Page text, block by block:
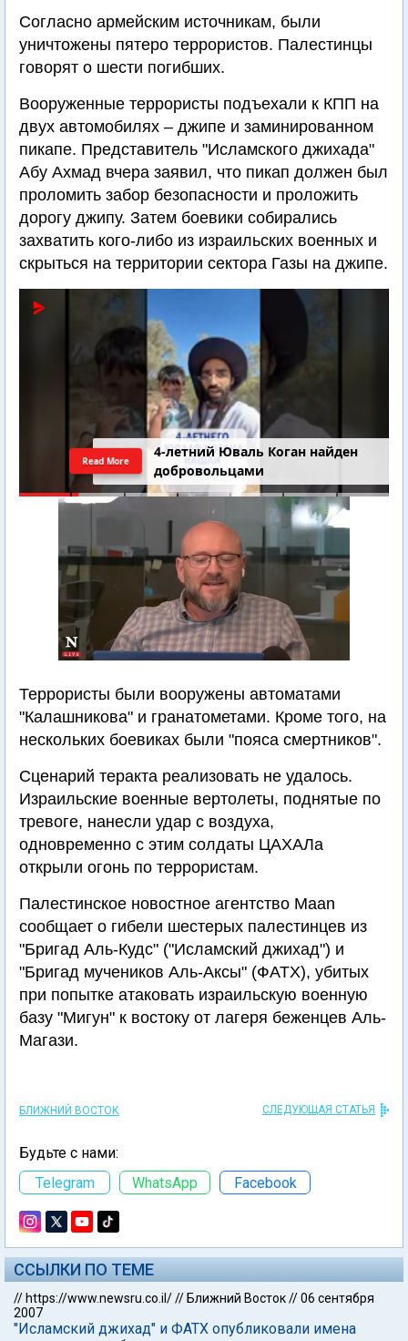
Согласно армейским источникам, были
уничтожены пятеро террористов. Палестинцы
говорят о шести погибших.
Вооруженные террористы подъехали к КПП на
двух автомобилях – джипе и заминированном
пикапе. Представитель "Исламского джихада"
Абу Ахмад вчера заявил, что пикап должен был
проломить забор безопасности и проложить
дорогу джипу. Затем боевики собирались
захватить кого-либо из израильских военных и
скрыться на территории сектора Газы на джипе.
4-летний Юваль Коган найден
добровольцами
Read More
Террористы были вооружены автоматами
"Калашникова" и гранатометами. Кроме того, на
нескольких боевиках были "пояса смертников".
Сценарий теракта реализовать не удалось.
Израильские военные вертолеты, поднятые по
тревоге, нанесли удар с воздуха,
одновременно с этим солдаты ЦАХАЛа
открыли огонь по террористам.
Палестинское новостное агентство Maan
сообщает о гибели шестерых палестинцев из
"Бригад Аль-Кудс" ("Исламский джихад") и
"Бригад мучеников Аль-Аксы" (ФАТХ), убитых
при попытке атаковать израильскую военную
базу "Мигун" к востоку от лагеря беженцев Аль-
Магази.
БЛИЖНИЙ ВОСТОК СЛЕДУЮЩАЯ СТАТЬЯ
Будьте с нами:
Telegram
WhatsApp Facebook
ССЫЛКИ ПО ТЕМЕ
// https://www.newsru.co.il/// Ближний Восток//06 сентября
2007
"Исламский джихад" и ФАТХ опубликовали имена